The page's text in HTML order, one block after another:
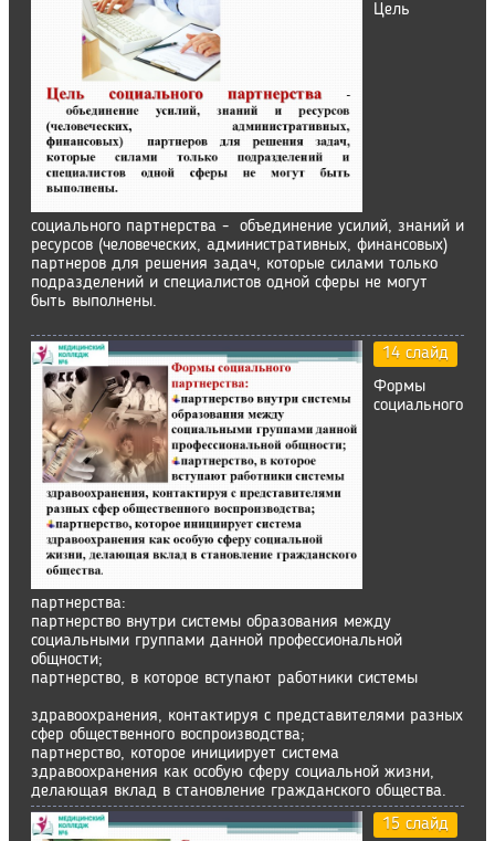
Цель
социального партнерства - объединение усилий, знаний и
ресурсов (человеческих, административных, финансовых)
партнеров для решения задач, которые силами только
подразделений и специалистов одной сферы не могут
быть выполнены.
14 слайд
Формы
социального
партнерства:
партнерство внутри системы образования между
социальными группами данной профессиональной
общности;
партнерство, в которое вступают работники системы
здравоохранения, контактируя с представителями разных
сфер общественного воспроизводства;
партнерство, которое инициирует система
здравоохранения как особую сферу социальной жизни,
делающая вклад в становление гражданского общества.
15 слайд